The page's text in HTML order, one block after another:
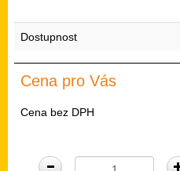
Dostupnost
Cena pro Vás
Cena bez DPH